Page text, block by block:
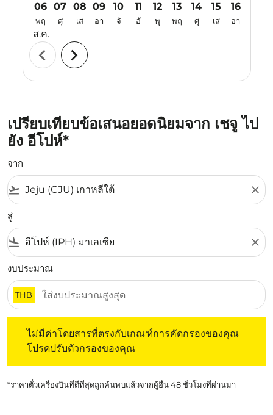
06
พฤ
ส.ค.
07
ศุ
08
เส
09
อา
10
จั
11
อั
12
พุ
13
พฤ
14
ศุ
15
เส
16
อา
chevron_left chevron_right
เปรียบเทียบข้อเสนอยอดนิยมจาก เชจู ไป
ยัง อีโปห์*
จาก
flight_takeoff close
สู่
flight_land close
งบประมาณ
THB
ไม่มีค่าโดยสารที่ตรงกับเกณฑ์การคัดกรองของคุณ
โปรดปรับตัวกรองของคุณ
*ราคาตั๋วเครื่องบินที่ดีที่สุดถูกค้นพบแล้วจากผู้อื่น 48 ชั่วโมงที่ผ่านมา